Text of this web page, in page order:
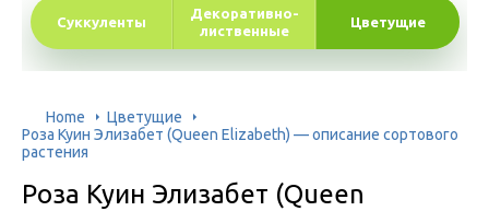
Суккуленты
Декоративно-
лиственные
Цветущие
Home
Цветущие
Роза Куин Элизабет (Queen Elizabeth) — описание сортового
растения
Роза Куин Элизабет (Queen